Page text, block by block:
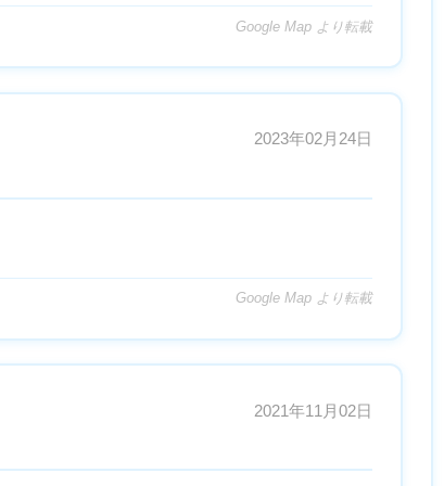
Google Map より転載
2023年02月24日
Google Map より転載
2021年11月02日